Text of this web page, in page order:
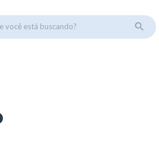
você está buscando?